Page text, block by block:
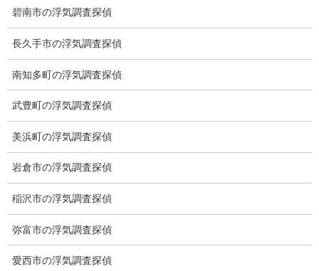
お願いいたします。
ブログ (496)
お知らせ (1)
トップ
碧南市の浮気調査探偵
長久手市の浮気調査探偵
南知多町の浮気調査探偵
武豊町の浮気調査探偵
美浜町の浮気調査探偵
岩倉市の浮気調査探偵
稲沢市の浮気調査探偵
弥富市の浮気調査探偵
愛西市の浮気調査探偵